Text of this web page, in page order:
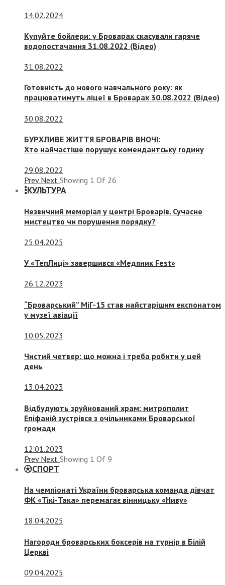
14.02.2024
Купуйте бойлери: у Броварах скасували гаряче
водопостачання 31.08.2022 (Відео)
31.08.2022
Готовність до нового навчального року: як
працюватимуть ліцеї в Броварах 30.08.2022 (Відео)
30.08.2022
БУРХЛИВЕ ЖИТТЯ БРОВАРІВ ВНОЧІ:
Хто найчастіше порушує комендантську годину
29.08.2022
Prev Next Showing 1 Of 26
КУЛЬТУРА
Незвичний меморіал у центрі Броварів. Сучасне
мистецтво чи порушення порядку?
25.04.2025
У «ТепЛиці» завершився «Медяник Fest»
26.12.2023
“Броварський” МіГ-15 став найстарішим експонатом
у музеї авіації
10.05.2023
Чистий четвер: що можна і треба робити у цей
день
13.04.2023
Відбудують зруйнований храм: митрополит
Епіфаній зустрівся з очільниками Броварської
громади
12.01.2023
Prev Next Showing 1 Of 9
СПОРТ
На чемпіонаті України броварська команда дівчат
ФК «Тікі-Така» перемагає вінницьку «Ниву»
18.04.2025
Нагороди броварських боксерів на турнір в Білій
Церкві
09.04.2025